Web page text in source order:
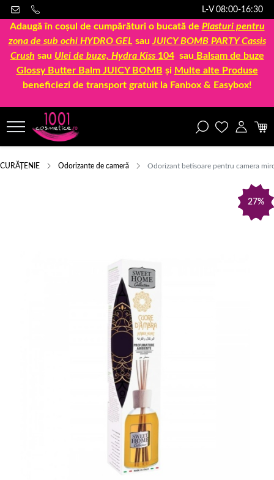
L-V 08:00-16:30
Adaugă în coșul de cumpărături o bucată de Plasturi pentru
zona de sub ochi HYDRO GEL sau JUICY BOMB PARTY Cassis
Crush sau Ulei de buze, Hydra Kiss 104sau Balsam de buze
Glossy Butter Balm JUICY BOMB și Multe alte Produse
beneficiezi de transport gratuit la Fanbox & Easybox!
CURĂȚENIE Odorizante de cameră Odorizant betisoare pentru camera
27%